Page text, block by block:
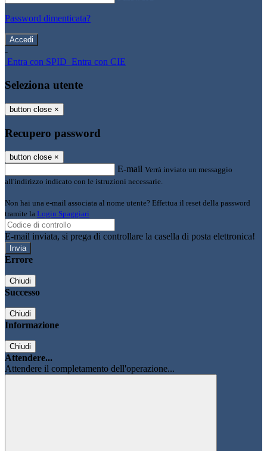
Password dimenticata?
-
Entra con SPID Entra con CIE
Seleziona utente
button close ×
Recupero password
button close ×
E-mail Verrà inviato un messaggio
all'indirizzo indicato con le istruzioni necessarie.
Non hai una e-mail associata al nome utente? Effettua il reset della password
tramite la Login Spaggiari
E-mail inviata, si prega di controllare la casella di posta elettronica!
Errore
Chiudi
Successo
Chiudi
Informazione
Chiudi
Attendere...
Attendere il completamento dell'operazione...